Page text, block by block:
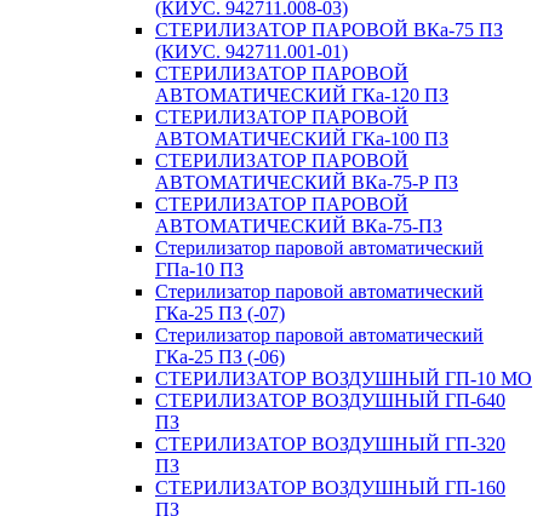
(КИУС. 942711.008-03)
СТЕРИЛИЗАТОР ПАРОВОЙ ВКа-75 ПЗ
(КИУС. 942711.001-01)
СТЕРИЛИЗАТОР ПАРОВОЙ
АВТОМАТИЧЕСКИЙ ГКа-120 ПЗ
СТЕРИЛИЗАТОР ПАРОВОЙ
АВТОМАТИЧЕСКИЙ ГКа-100 ПЗ
СТЕРИЛИЗАТОР ПАРОВОЙ
АВТОМАТИЧЕСКИЙ ВКа-75-Р ПЗ
СТЕРИЛИЗАТОР ПАРОВОЙ
АВТОМАТИЧЕСКИЙ ВКа-75-ПЗ
Стерилизатор паровой автоматический
ГПа-10 ПЗ
Стерилизатор паровой автоматический
ГКа-25 ПЗ (-07)
Стерилизатор паровой автоматический
ГКа-25 ПЗ (-06)
СТЕРИЛИЗАТОР ВОЗДУШНЫЙ ГП-10 МО
СТЕРИЛИЗАТОР ВОЗДУШНЫЙ ГП-640
ПЗ
СТЕРИЛИЗАТОР ВОЗДУШНЫЙ ГП-320
ПЗ
СТЕРИЛИЗАТОР ВОЗДУШНЫЙ ГП-160
ПЗ